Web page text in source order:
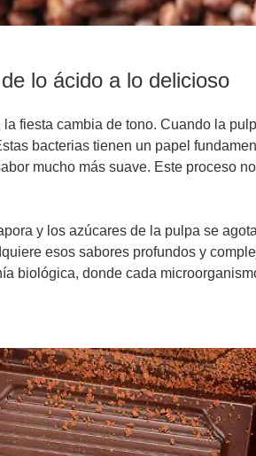
lo ácido a lo delicioso
fiesta cambia de tono. Cuando la
bacterias tienen un papel
mucho más suave. Este proceso
y los azúcares de la pulpa se
esos sabores profundos y
biológica, donde cada